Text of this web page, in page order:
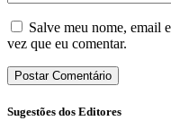
Salve meu nome, email
vez que eu comentar.
Sugestões dos Editores